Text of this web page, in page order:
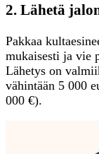
2. Lähetä
Pakkaa
mukaisesti ja vie
Lähetys on
vähintään 5 000
000 €).